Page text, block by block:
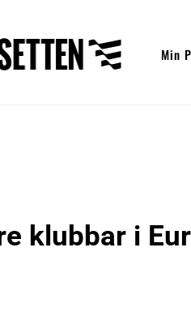
Min
klubbar i